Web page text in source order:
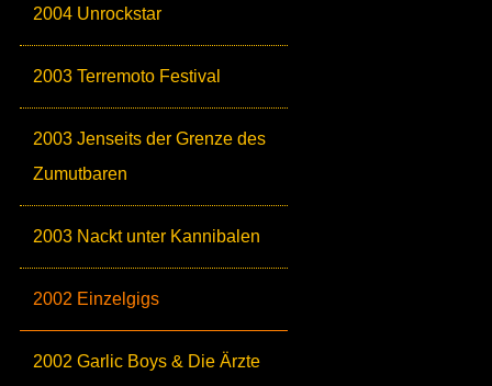
2004 Unrockstar
2003 Terremoto Festival
2003 Jenseits der Grenze des
Zumutbaren
2003 Nackt unter Kannibalen
2002 Einzelgigs
2002 Garlic Boys & Die Ärzte